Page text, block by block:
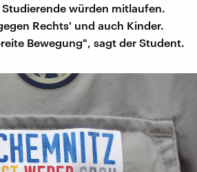
Studierende würden mitlaufen.
Rechts' und auch Kinder.
Bewegung", sagt der Student.